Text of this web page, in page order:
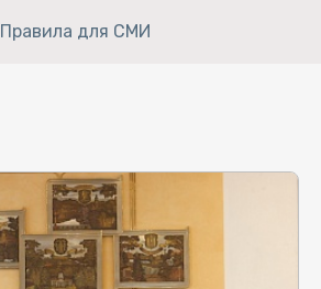
Правила для СМИ